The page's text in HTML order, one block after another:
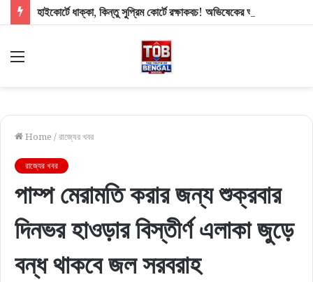
Menu
Home /রাজ্যের খবর
রাজ্যের খবর
পাম্প মেরামতি করার জন্য শুক্রবার
দিনভর হাওড়ার বিস্তীর্ণ এলাকা জুড়ে
বন্ধ থাকবে জল সরবরাহ